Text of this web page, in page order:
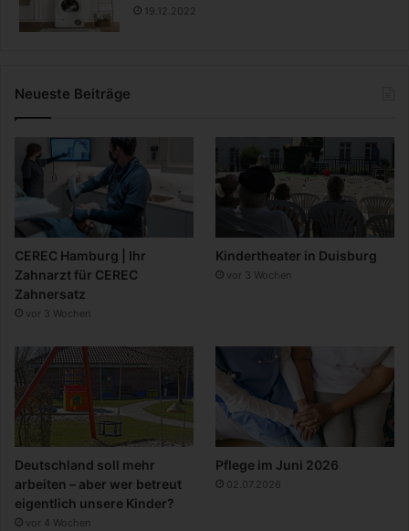
19.12.2022
Neueste Beiträge
CEREC Hamburg | Ihr
Zahnarzt für CEREC
Zahnersatz
vor 3 Wochen
Kindertheater in Duisburg
vor 3 Wochen
Deutschland soll mehr
arbeiten – aber wer betreut
eigentlich unsere Kinder?
vor 4 Wochen
Pflege im Juni 2026
02.07.2026